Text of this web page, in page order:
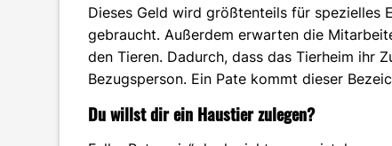
Dieses Geld wird größtenteils für spezielles
gebraucht. Außerdem erwarten die
den Tieren. Dadurch, dass das Tierheim ihr
Bezugsperson. Ein Pate kommt dieser
Du willst dir ein Haustier zulegen?